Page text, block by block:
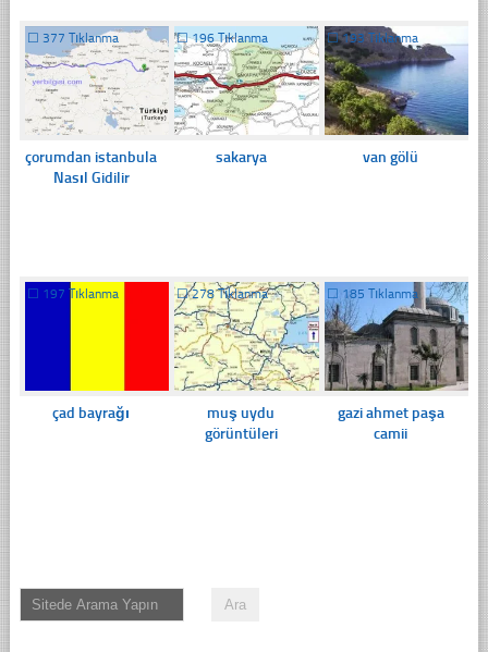
☐ 377 Tıklanma
çorumdan istanbula
Nasıl Gidilir
☐196 Tıklanma
sakarya
☐193 Tıklanma
van gölü
☐ 197 Tıklanma
çad bayrağı
☐278 Tıklanma
muş uydu
görüntüleri
☐ 185 Tıklanma
gazi ahmet paşa
camii